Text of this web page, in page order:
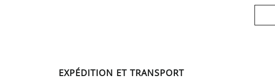
EXPÉDITION ET TRANSPORT